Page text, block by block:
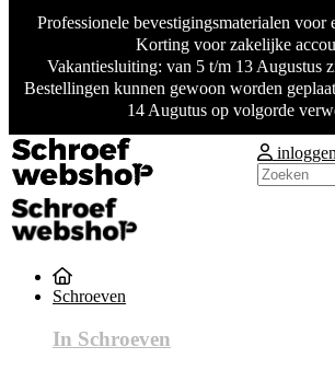
Professionele bevestigingsmaterialen voor
Korting voor zakelijke
Vakantiesluiting: van 5 t/m 13 Augustus
Bestellingen kunnen gewoon worden
14 Augutus op volgorde
inloggen
Schroeven
In Schroeven